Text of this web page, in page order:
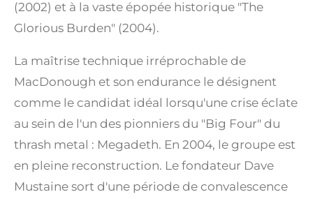
(2002) et à la vaste épopée historique "The
Glorious Burden" (2004).
La maîtrise technique irréprochable de
MacDonough et son endurance le désignent
comme le candidat idéal lorsqu'une crise éclate
au sein de l'un des pionniers du "Big Four" du
thrash metal : Megadeth. En 2004, le groupe est
en pleine reconstruction. Le fondateur Dave
Mustaine sort d'une période de convalescence